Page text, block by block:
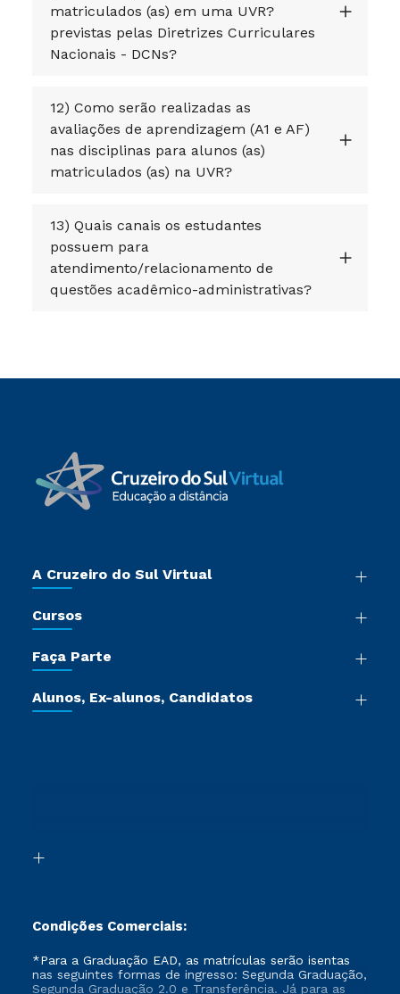
matriculados (as) em uma UVR?
previstas pelas Diretrizes Curriculares
Nacionais - DCNs?
12) Como serão realizadas as
avaliações de aprendizagem (A1 e AF)
nas disciplinas para alunos (as)
matriculados (as) na UVR?
13) Quais canais os estudantes
possuem para
atendimento/relacionamento de
questões acadêmico-administrativas?
A Cruzeiro do Sul Virtual
Sala de Imprensa
Certificadoras
Jornada do Aluno
Cursos
Pós-graduação
Cursos Livres
Faça Parte
Vestibular Redação
Formação Pedagógica - R2
Alunos, Ex-alunos, Candidatos
Condições Comerciais:
*Para a Graduação EAD, as matrículas serão isentas
nas seguintes formas de ingresso: Segunda Graduação,
Segunda Graduação 2.0 e Transferência. Já para as